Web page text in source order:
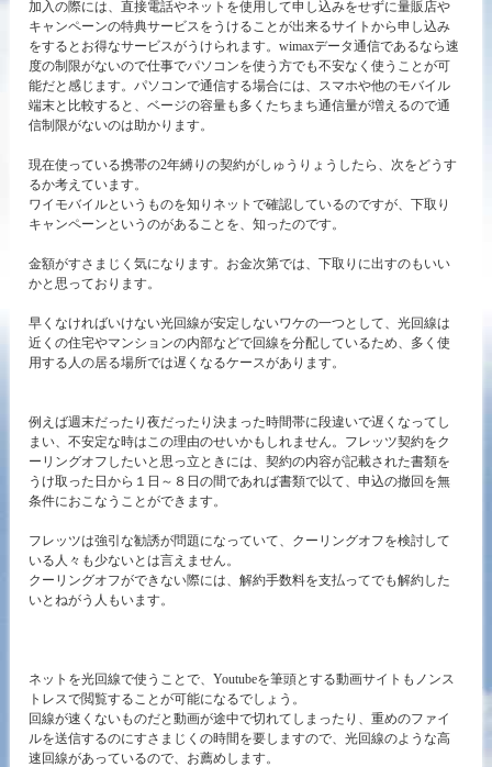
加入の際には、直接電話やネットを使用して申し込みをせずに量販店や
キャンペーンの特典サービスをうけることが出来るサイトから申し込み
をするとお得なサービスがうけられます。wimaxデータ通信であるなら速
度の制限がないので仕事でパソコンを使う方でも不安なく使うことが可
能だと感じます。パソコンで通信する場合には、スマホや他のモバイル
端末と比較すると、ベージの容量も多くたちまち通信量が増えるので通
信制限がないのは助かります。
現在使っている携帯の2年縛りの契約がしゅうりょうしたら、次をどうす
るか考えています。
ワイモバイルというものを知りネットで確認しているのですが、下取り
キャンペーンというのがあることを、知ったのです。
金額がすさまじく気になります。お金次第では、下取りに出すのもいい
かと思っております。
早くなければいけない光回線が安定しないワケの一つとして、光回線は
近くの住宅やマンションの内部などで回線を分配しているため、多く使
用する人の居る場所では遅くなるケースがあります。
例えば週末だったり夜だったり決まった時間帯に段違いで遅くなってし
まい、不安定な時はこの理由のせいかもしれません。フレッツ契約をク
ーリングオフしたいと思っ立ときには、契約の内容が記載された書類を
うけ取った日から１日～８日の間であれば書類で以て、申込の撤回を無
条件におこなうことができます。
フレッツは強引な勧誘が問題になっていて、クーリングオフを検討して
いる人々も少ないとは言えません。
クーリングオフができない際には、解約手数料を支払ってでも解約した
いとねがう人もいます。
ネットを光回線で使うことで、Youtubeを筆頭とする動画サイトもノンス
トレスで閲覧することが可能になるでしょう。
回線が速くないものだと動画が途中で切れてしまったり、重めのファイ
ルを送信するのにすさまじくの時間を要しますので、光回線のような高
速回線があっているので、お薦めします。